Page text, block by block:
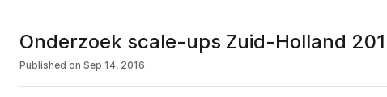
Onderzoek scale-ups Zuid-Holland
Published on Sep 14, 2016